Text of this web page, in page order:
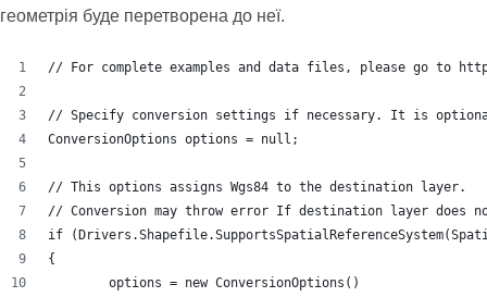
геометрія буде перетворена до неї.
// For complete examples and data files, please go to
// Specify conversion settings if necessary. It is
ConversionOptions options = null;
// This options assigns Wgs84 to the destination layer.
// Conversion may throw error If destination layer does
if
{
	options = new ConversionOptions()